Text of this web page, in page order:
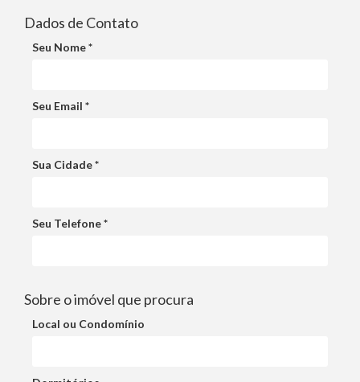
Dados de Contato
Seu Nome *
Seu Email *
Sua Cidade *
Seu Telefone *
Sobre o imóvel que procura
Local ou Condomínio